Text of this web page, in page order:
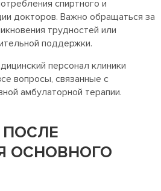
спиртного и
докторов. Важно обращаться за
трудностей или
поддержки.
персонал клиники
вопросы, связанные с
амбулаторной терапии.
ОСНОВНОГО